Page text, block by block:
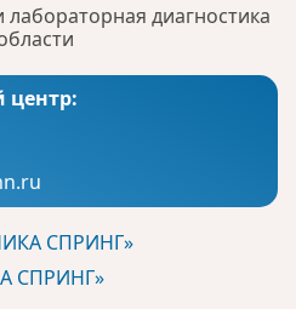
диагностика
центр:
СПРИНГ»
СПРИНГ»